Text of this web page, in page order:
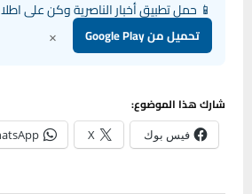
📱 حمل تطبيق أخبار الناصرية وكن على
تحميل من Google Play ×
شارك هذا الموضوع:
فيس بوك X